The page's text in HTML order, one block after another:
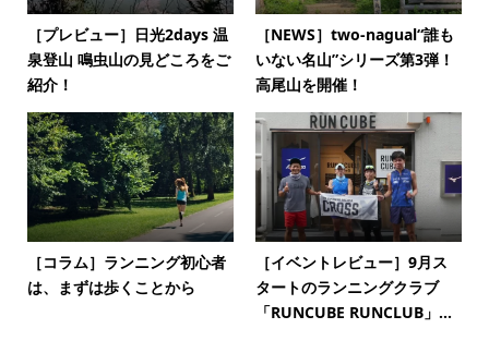
［プレビュー］日光2days 温
泉登山 鳴虫山の見どころをご
紹介！
［NEWS］two-nagual“誰も
いない名山”シリーズ第3弾！
高尾山を開催！
［コラム］ランニング初心者
は、まずは歩くことから
［イベントレビュー］9月ス
タートのランニングクラブ
「RUNCUBE RUNCLUB」...